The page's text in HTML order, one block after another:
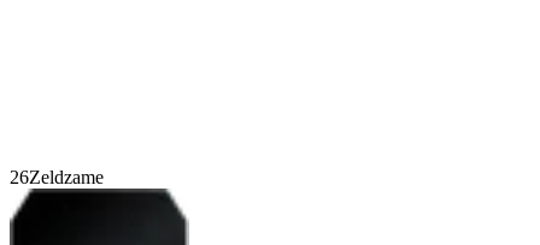
26Zeldzame